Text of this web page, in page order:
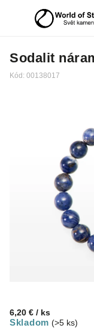
Sodalit
Kód: 00138017
6,20 € / ks
Skladom (>5 ks)